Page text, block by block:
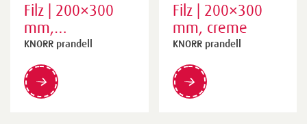
Filz | 200×300
mm,
zitronengelb
KNORR prandell
Filz | 200×300
mm, creme
KNORR prandell